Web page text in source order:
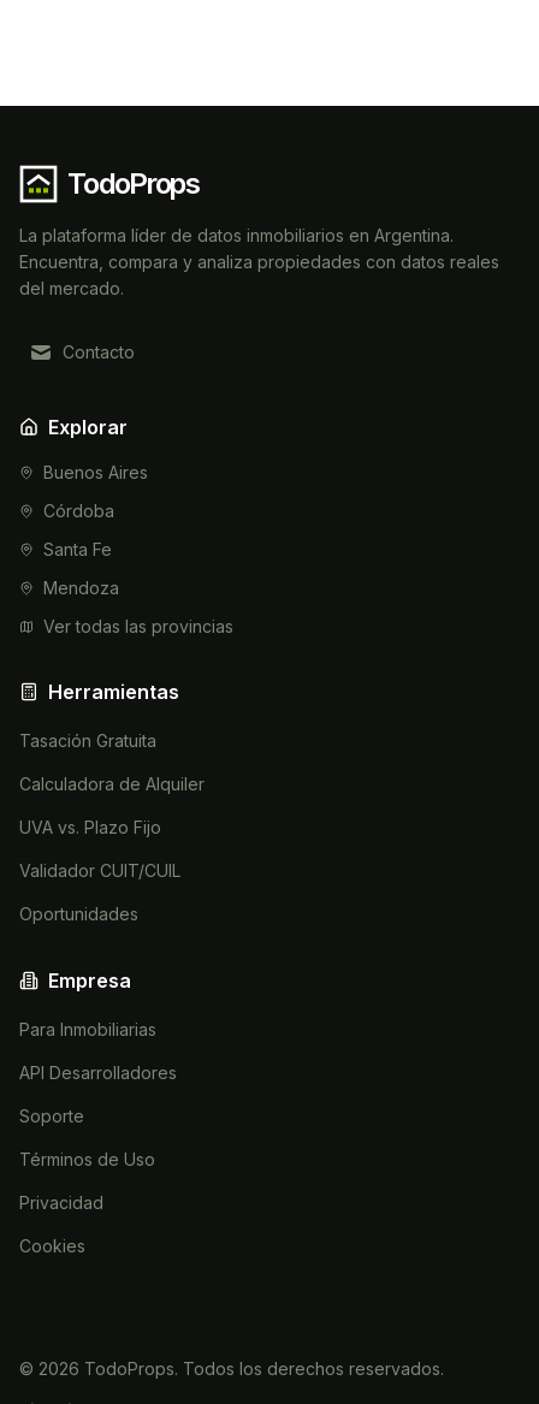
TodoProps
La plataforma líder de datos inmobiliarios en Argentina.
Encuentra, compara y analiza propiedades con datos reales
del mercado.
Contacto
Explorar
Buenos Aires
Córdoba
Santa Fe
Mendoza
Ver todas las provincias
Herramientas
Tasación Gratuita
Calculadora de Alquiler
UVA vs. Plazo Fijo
Validador CUIT/CUIL
Oportunidades
Empresa
Para Inmobiliarias
API Desarrolladores
Soporte
Términos de Uso
Privacidad
Cookies
© 2026 TodoProps. Todos los derechos reservados.